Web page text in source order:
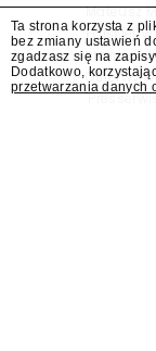
Mateusz
Polskiej,
Osterwy
Ta strona korzysta z
bez zmiany ustawień
zgadzasz się na
Dodatkowo,
przetwarzania danych